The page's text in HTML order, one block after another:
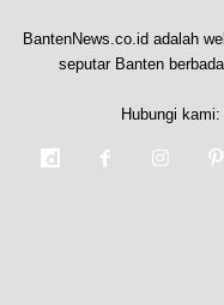
BantenNews.co.id adalah
seputar Banten
Hubungi kami: